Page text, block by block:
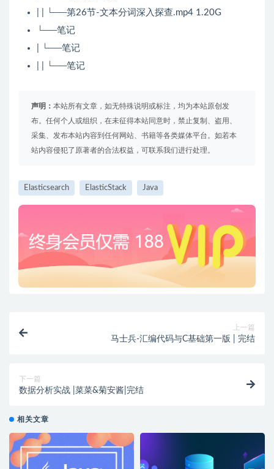
| | └──第26节-文本分词深入探查.mp4 1.20G
└──笔记
| └──笔记
| | └──笔记
声明： 本站所有文章，如无特殊说明或标注，均为本站原创发
布。任何个人或组织，在未征得本站同意时，禁止复制、盗用、
采集、发布本站内容到任何网站、书籍等各类媒体平台。如若本
站内容侵犯了原著者的合法权益，可联系我们进行处理。
Elasticsearch ElasticStack Java
上一篇
马士兵-汇编代码与C基础第一版 | 完结
下一篇
数据分析实战 |菜菜&菊安酱|完结
相关文章